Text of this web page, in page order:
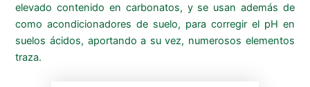
elevado contenido en carbonatos, y se usan además de
como acondicionadores de suelo, para corregir el pH en
suelos ácidos, aportando a su vez, numerosos elementos
traza.